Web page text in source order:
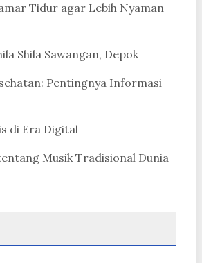
Tidur agar Lebih Nyaman
Shila Sawangan, Depok
Pentingnya Informasi
di Era Digital
Musik Tradisional Dunia